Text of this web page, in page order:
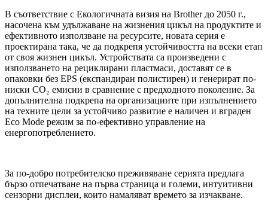
В съответствие с Екологичната визия на Brother до 2050 г.,
насочена към удължаване на жизнения цикъл на продуктите и
ефективното използване на ресурсите, новата серия е
проектирана така, че да подкрепя устойчивостта на всеки етап
от своя жизнен цикъл. Устройствата са произведени с
използването на рециклирани пластмаси, доставят се в
опаковки без EPS (експандиран полистирен) и генерират по-
ниски CO₂ емисии в сравнение с предходното поколение. За
допълнителна подкрепа на организациите при изпълнението
на техните цели за устойчиво развитие е наличен и вграден
Eco Mode режим за по-ефективно управление на
енергопотреблението.
За по-добро потребителско преживяване серията предлага
бързо отпечатване на първа страница и големи, интуитивни
сензорни дисплеи, които намаляват времето за изчакване.